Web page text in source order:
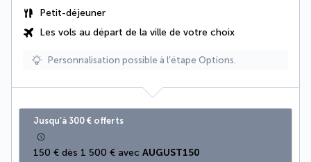
Petit-déjeuner
Les vols au départ de la ville de votre choix
Personnalisation possible à l’étape Options.
Jusqu’à 300 € offerts
150 € dès 1 500 € avec AUGUST150